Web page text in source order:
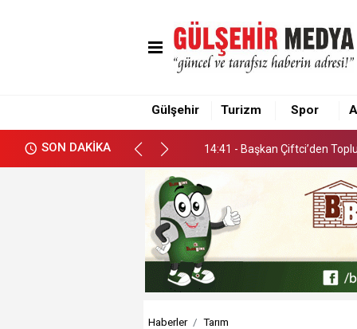
Gülşehir Turizm Spor
SON DAKİKA
14:41 - Başkan Çiftci’den
14:41 - Başkan Çiftci’den
Haberler Tarım